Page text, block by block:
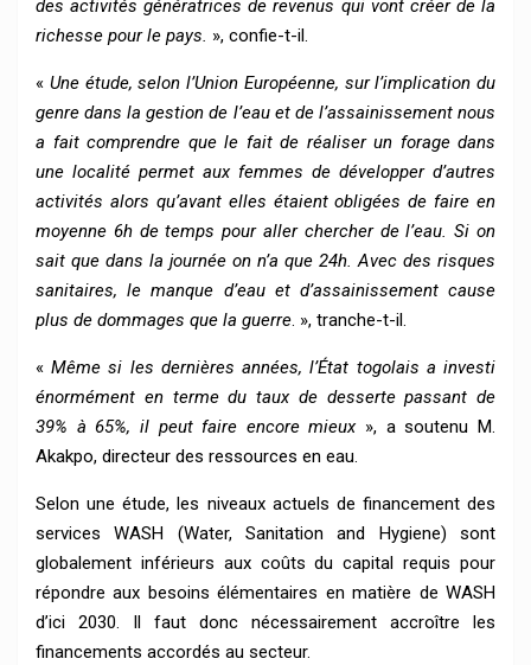
des activités génératrices de revenus qui vont créer de la
richesse pour le pays. », confie-t-il.
« Une étude, selon l’Union Européenne, sur l’implication du
genre dans la gestion de l’eau et de l’assainissement nous
a fait comprendre que le fait de réaliser un forage dans
une localité permet aux femmes de développer d’autres
activités alors qu’avant elles étaient obligées de faire en
moyenne 6h de temps pour aller chercher de l’eau. Si on
sait que dans la journée on n’a que 24h. Avec des risques
sanitaires, le manque d’eau et d’assainissement cause
plus de dommages que la guerre. », tranche-t-il.
«Même si les dernières années, l’État togolais a investi
énormément en terme du taux de desserte passant de
39% à 65%, il peut faire encore mieux», a soutenu M.
Akakpo, directeur des ressources en eau.
Selon une étude, les niveaux actuels de financement des
services WASH (Water, Sanitation and Hygiene) sont
globalement inférieurs aux coûts du capital requis pour
répondre aux besoins élémentaires en matière de WASH
d’ici 2030. Il faut donc nécessairement accroître les
financements accordés au secteur.